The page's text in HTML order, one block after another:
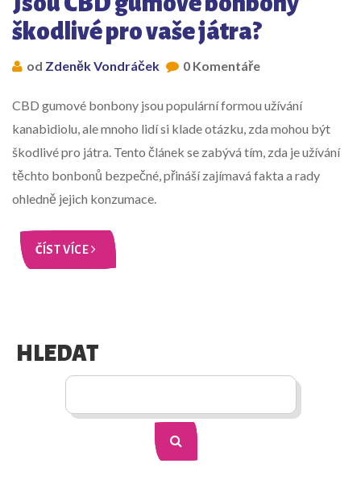
škodlivé pro vaše játra?
od Zdeněk Vondráček 0 Komentáře
CBD gumové bonbony jsou populární formou užívání
kanabidiolu, ale mnoho lidí si klade otázku, zda mohou být
škodlivé pro játra. Tento článek se zabývá tím, zda je užívání
těchto bonbonů bezpečné, přináší zajímavá fakta a rady
ohledně jejich konzumace.
ČÍST VÍCE
HLEDAT